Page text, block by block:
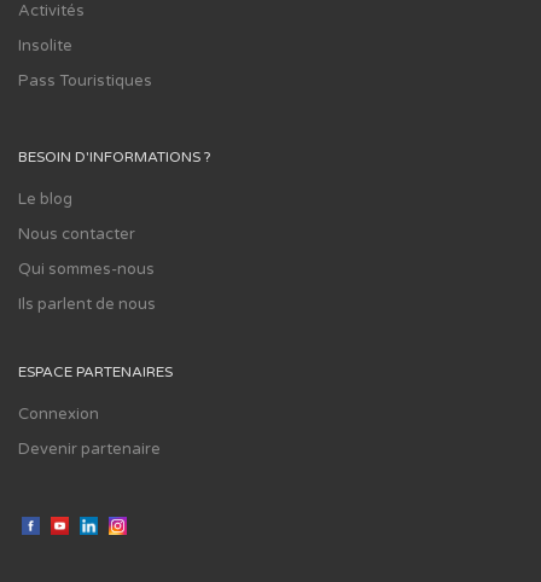
Activités
Insolite
Pass Touristiques
BESOIN D'INFORMATIONS ?
Le blog
Nous contacter
Qui sommes-nous
Ils parlent de nous
ESPACE PARTENAIRES
Connexion
Devenir partenaire